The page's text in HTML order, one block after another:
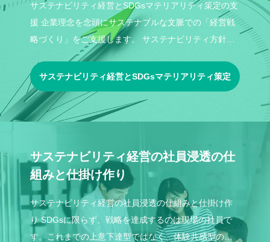
サステナビリティ経営とSDGsマテリアリティ策定の支
援 企業理念を念頭にサステナブルな文脈での「経営戦
略づくり」をご支援します。 サステナビリティ方針の
策定、マテリアリティ（重要取り組
サステナビリティ経営とSDGsマテリアリティ策定
の支援
サステナビリティ経営の社員浸透の仕
組みと仕掛け作り
サステナビリティ経営の社員浸透の仕組みと仕掛け作
り SDGsに限らず、戦略を達成するのは現場の社員で
す。これまでの上意下達型ではなく、体験共感型の社